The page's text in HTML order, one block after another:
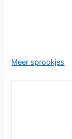
Meer sprookjes